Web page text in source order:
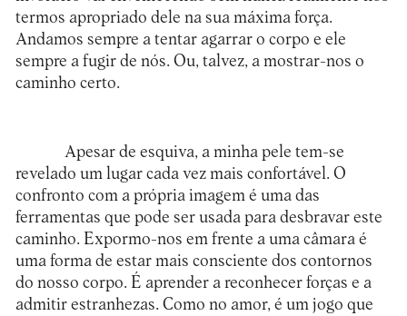
termos apropriado dele na sua máxima força.
Andamos sempre a tentar agarrar o corpo e ele
sempre a fugir de nós. Ou, talvez, a mostrar-nos o
caminho certo.
Apesar de esquiva, a minha pele tem-se
revelado um lugar cada vez mais confortável. O
confronto com a própria imagem é uma das
ferramentas que pode ser usada para desbravar este
caminho. Expormo-nos em frente a uma câmara é
uma forma de estar mais consciente dos contornos
do nosso corpo. É aprender a reconhecer forças e a
admitir estranhezas. Como no amor, é um jogo que